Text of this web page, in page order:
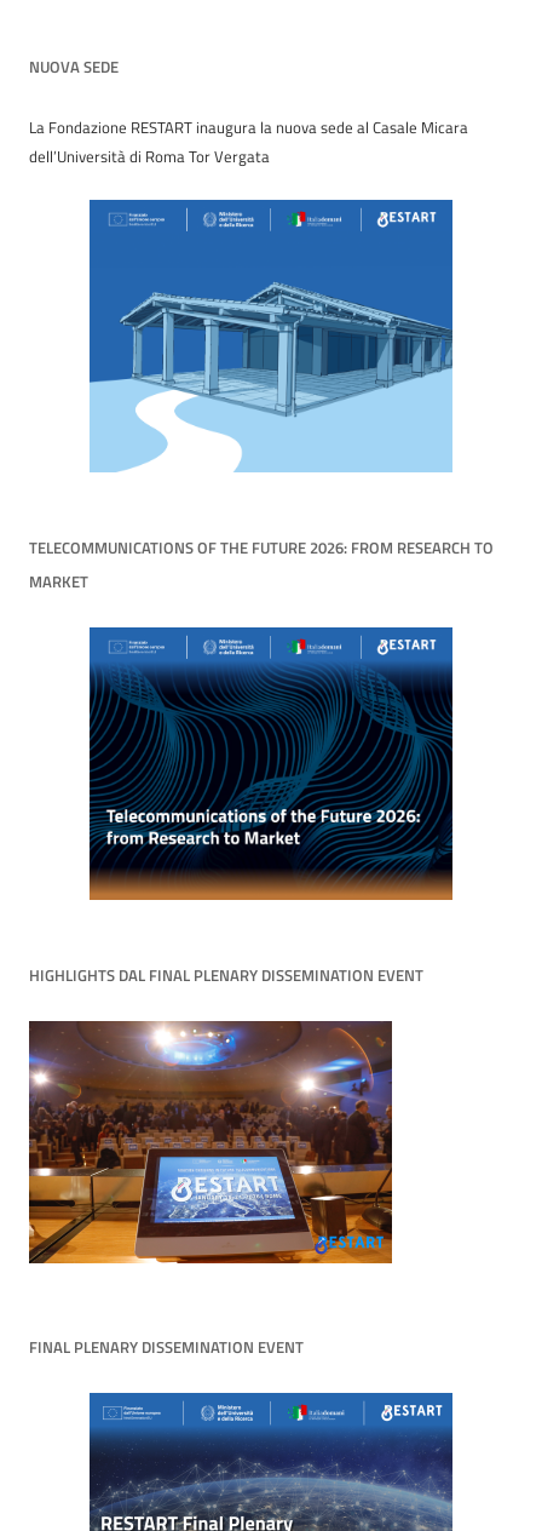
NUOVA SEDE
La Fondazione RESTART inaugura la nuova sede al Casale Micara
dell’Università di Roma Tor Vergata
TELECOMMUNICATIONS OF THE FUTURE 2026: FROM RESEARCH TO
MARKET
HIGHLIGHTS DAL FINAL PLENARY DISSEMINATION EVENT
FINAL PLENARY DISSEMINATION EVENT